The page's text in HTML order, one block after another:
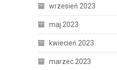
wrzesień 2023
maj 2023
kwiecień 2023
marzec 2023